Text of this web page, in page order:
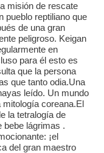
misión de rescate
pueblo reptiliano que
de una gran
peligroso. Keigan
en
para él esto es
que la persona
que tanto odia.Una
leído. Un mundo
coreana.El
la tetralogía de
bebe lágrimas .
¡el
del gran maestro